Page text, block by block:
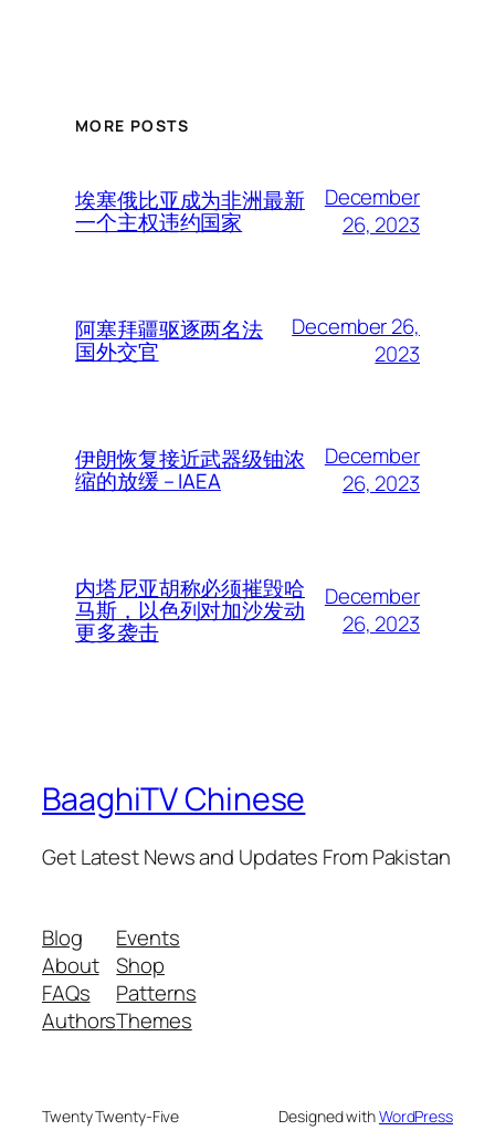
MORE POSTS
埃塞俄比亚成为非洲最新
一个主权违约国家
December
26, 2023
阿塞拜疆驱逐两名法
国外交官
December 26,
2023
伊朗恢复接近武器级铀浓
缩的放缓 – IAEA
December
26, 2023
内塔尼亚胡称必须摧毁哈
马斯，以色列对加沙发动
更多袭击
December
26, 2023
BaaghiTV Chinese
Get Latest News and Updates From Pakistan
Blog
About
FAQs
Authors
Events
Shop
Patterns
Themes
Twenty Twenty-Five Designed withWordPress